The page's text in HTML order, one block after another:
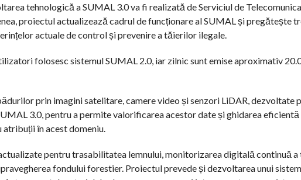
tehnologică a SUMAL 3.0 va fi realizată de Serviciul de
proiectul actualizează cadrul de funcționare al SUMAL și pregătește
actuale de control și prevenire a tăierilor ilegale.
folosesc sistemul SUMAL 2.0, iar zilnic sunt emise aproximativ
prin imagini satelitare, camere video și senzori LiDAR, dezvoltate
3.0, pentru a permite valorificarea acestor date și ghidarea
în acest domeniu.
pentru trasabilitatea lemnului, monitorizarea digitală continuă
fondului forestier. Proiectul prevede și dezvoltarea unui